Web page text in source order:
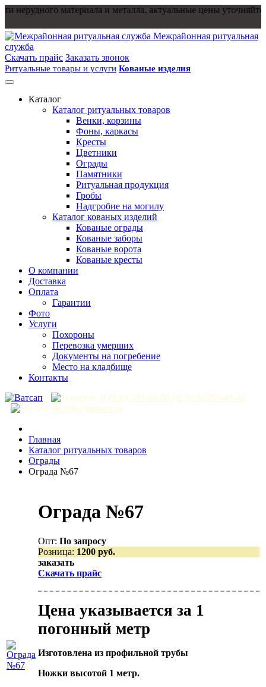
нерудного материала и металла, актуальные цены уточняйте у
Межрайонная ритуальная
служба
Скачать прайс Заказать звонок
Ритуальные товары и услуги Кованые изделия
Каталог
Каталог ритуальных товаров
Венки, корзины
Фоны, каркасы
Кресты
Цветники
Ограды
Памятники
Ритуальная продукция
Гробы
Надгробие на могилу
Каталог кованых изделий
Кованые ограды
Кованые заборы
Кованые ворота
Кованые кресты
О компании
Доставка
Оплата
Гарантии
Фото
Услуги
Похороны
Перевозка умерших
Документы на погребение
Место на кладбище
Контакты
8 (920) 392-66-00 | 8 (910) 953-49-42
ele186@yandex.ru
Главная
Каталог ритуальных товаров
Ограды
Ограда №67
Ограда №67
Опт: По запросу
Розница: 1200 руб.
заказать
Скачать прайс
Цена указывается за 1
погонный метр
Изготовлена из профильной трубы
Ножки высотой 1 метр.